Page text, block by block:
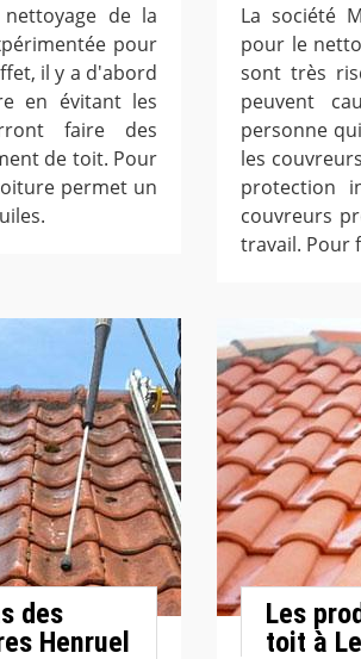
de la
pour
il y a d'abord
en évitant les
faire des
de toit. Pour
permet un
La société
pour le
sont très
peuvent
personne
les
protection
couvreurs
travail. Pour
des
Henruel
Les
toit à